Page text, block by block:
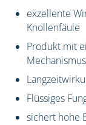
exzellente
Knollenfäule
Produkt mit
Mechanismus
Flüssiges
sichert hohe